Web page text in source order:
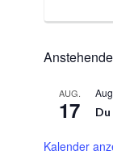
AUG.
17
Kalender